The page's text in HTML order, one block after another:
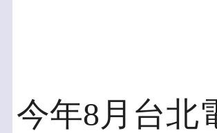
今年8月台北